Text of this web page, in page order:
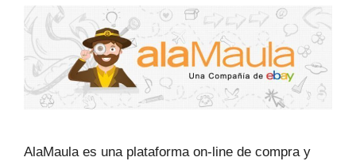
AlaMaula es una plataforma on-line de compra y